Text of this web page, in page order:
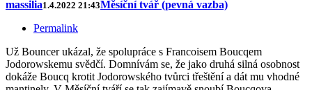
massilia1.4.2022 21:43Měsíční tvář (pevná vazba)
Permalink
Už Bouncer ukázal, že spolupráce s Francoisem Boucqem
Jodorowskemu svědčí. Domnívám se, že jako druhá silná osobnost
dokáže Boucq krotit Jodorowského tvůrci třeštění a dát mu vhodné